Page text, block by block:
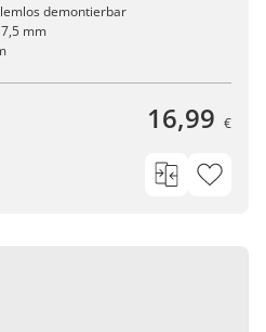
demontierbar
mm
16,99 €